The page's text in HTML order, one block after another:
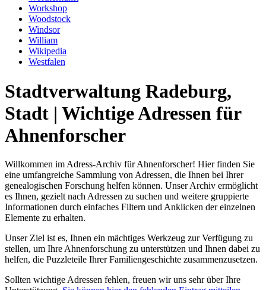
Workshop
Woodstock
Windsor
William
Wikipedia
Westfalen
Stadtverwaltung Radeburg,
Stadt | Wichtige Adressen für
Ahnenforscher
Willkommen im Adress-Archiv für Ahnenforscher! Hier finden Sie
eine umfangreiche Sammlung von Adressen, die Ihnen bei Ihrer
genealogischen Forschung helfen können. Unser Archiv ermöglicht
es Ihnen, gezielt nach Adressen zu suchen und weitere gruppierte
Informationen durch einfaches Filtern und Anklicken der einzelnen
Elemente zu erhalten.
Unser Ziel ist es, Ihnen ein mächtiges Werkzeug zur Verfügung zu
stellen, um Ihre Ahnenforschung zu unterstützen und Ihnen dabei zu
helfen, die Puzzleteile Ihrer Familiengeschichte zusammenzusetzen.
Sollten wichtige Adressen fehlen, freuen wir uns sehr über Ihre